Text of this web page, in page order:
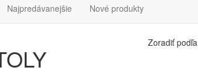
Nové produkty
Najpredávanejšie
Zoradiť podľa